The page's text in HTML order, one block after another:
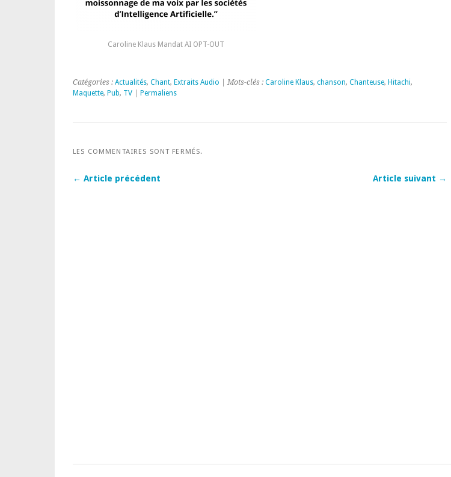
Caroline Klaus Mandat AI OPT-OUT
Catégories : Actualités, Chant, Extraits Audio | Mots-clés : Caroline Klaus, chanson, Chanteuse, Hitachi,
Maquette, Pub, TV Permaliens
LES COMMENTAIRES SONT FERMÉS.
← Article précédent Article suivant →